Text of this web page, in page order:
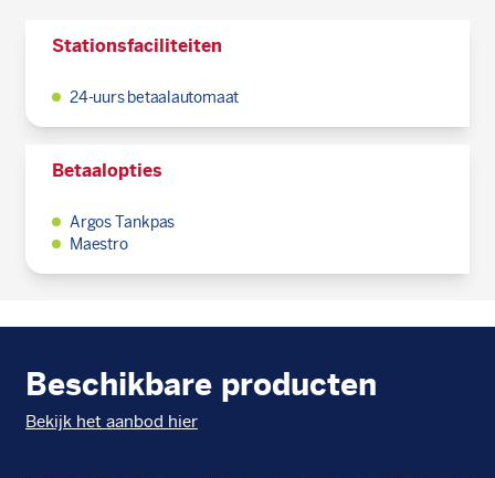
Stationsfaciliteiten
24-uurs betaalautomaat
Betaalopties
Argos Tankpas
Maestro
Beschikbare producten
Bekijk het aanbod hier